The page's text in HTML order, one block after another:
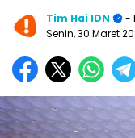
Tim Hai IDN
-
Senin, 30 Maret